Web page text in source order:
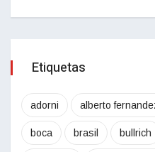
Etiquetas
adorni alberto
boca brasil bullrich